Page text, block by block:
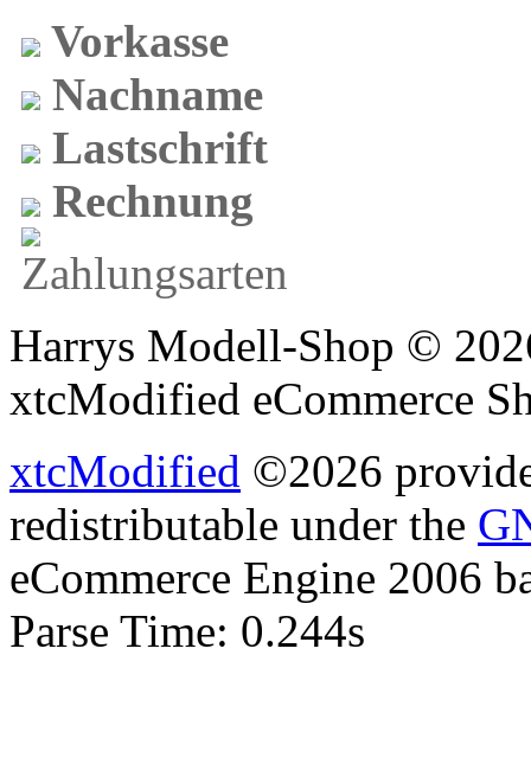
Vorkasse
Nachname
Lastschrift
Rechnung
Harrys Modell-Shop ©
xtcModified eCommerce
xtcModified ©2026
redistributable under the
eCommerce Engine 2006
Parse Time: 0.244s